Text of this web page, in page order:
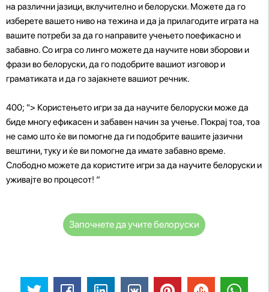
на различни јазици, вклучително и белоруски. Можете да го
изберете вашето ниво на тежина и да ја прилагодите играта на
вашите потреби за да го направите учењето поефикасно и
забавно. Со игра со линго можете да научите нови зборови и
фрази во белоруски, да го подобрите вашиот изговор и
граматиката и да го зајакнете вашиот речник.
400; "> Користењето игри за да научите белоруски може да
биде многу ефикасен и забавен начин за учење. Покрај тоа, тоа
не само што ќе ви помогне да ги подобрите вашите јазични
вештини, туку и ќе ви помогне да имате забавно време.
Слободно можете да користите игри за да научите белоруски и
уживајте во процесот! “
Започнете да учите белоруски